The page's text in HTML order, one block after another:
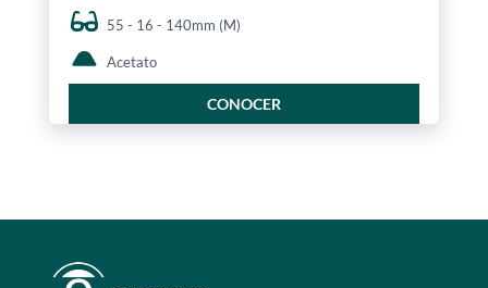
55 - 16 - 140mm (M)
Acetato
CONOCER